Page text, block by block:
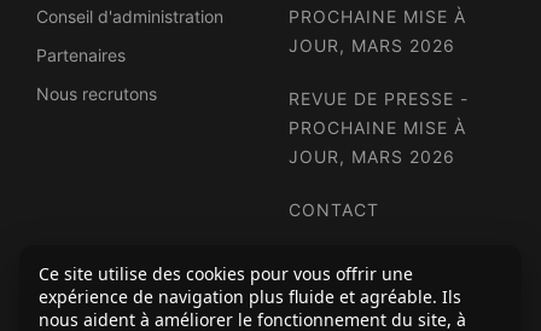
Conseil d'administration
Partenaires
Nous recrutons
PROCHAINE MISE À
JOUR, MARS 2026
REVUE DE PRESSE -
PROCHAINE MISE À
JOUR, MARS 2026
CONTACT
INFOLETTRE
Ce site utilise des cookies pour vous offrir une
expérience de navigation plus fluide et agréable. Ils
nous aident à améliorer le fonctionnement du site, à